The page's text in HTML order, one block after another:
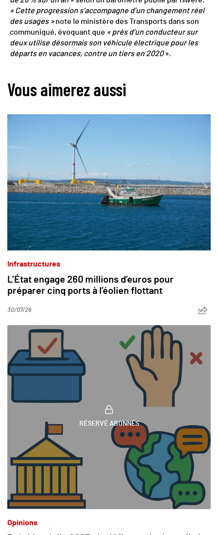
« Cette progression s’accompagne d’un changement réel
des usages »note le ministère des Transports dans son
communiqué, évoquant que « près d’un conducteur sur
deux utilise désormais son véhicule électrique pour les
départs en vacances, contre un tiers en 2020».
Vous aimerez aussi
Infrastructures
L’État engage 260 millions d’euros pour
préparer cinq ports à l’éolien flottant
30/07/26
RÉSERVÉ ABONNÉS
Opinions